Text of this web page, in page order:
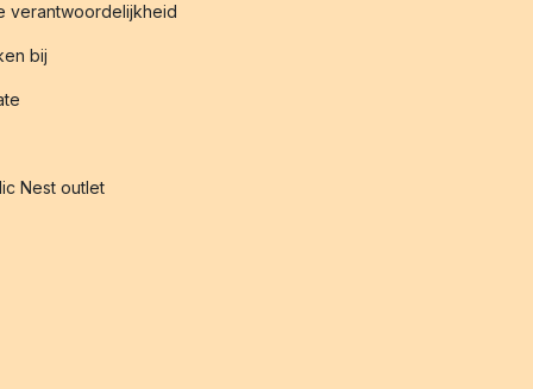
verantwoordelijkheid
bij
Nest outlet